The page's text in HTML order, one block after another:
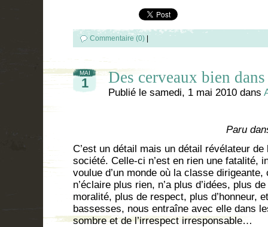
Commentaire (0)
MAI
1 Des cerveaux bien
Publié le samedi, 1 mai 2010 dans
Paru
C’est un détail mais un détail révélateur
société. Celle-ci n’est en rien une fatalité,
voulue d’un monde où la classe
n’éclaire plus rien, n’a plus d’idées, plus
moralité, plus de respect, plus d’honneur,
bassesses, nous entraîne avec elle dans
sombre et de l’irrespect irresponsable…